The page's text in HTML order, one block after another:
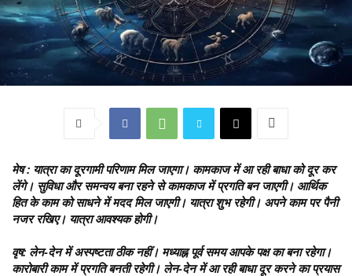
मेष : यात्रा का दूरगामी परिणाम मिल जाएगा। कामकाज में आ रही बाधा को दूर कर
लेंगे। सुविधा और समन्वय बना रहने से कामकाज में प्रगति बन जाएगी। आर्थिक
हित के काम को साधने में मदद मिल जाएगी। यात्रा शुभ रहेगी। अपने काम पर पैनी
नजर रखिए। यात्रा आवश्यक होगी।
वृष: लेन-देन में अस्पष्टता ठीक नहीं। मध्याह्न पूर्व समय आपके पक्ष का बना रहेगा।
कारोबारी काम में प्रगति बनती रहेगी। लेन-देन में आ रही बाधा दूर करने का प्रयास